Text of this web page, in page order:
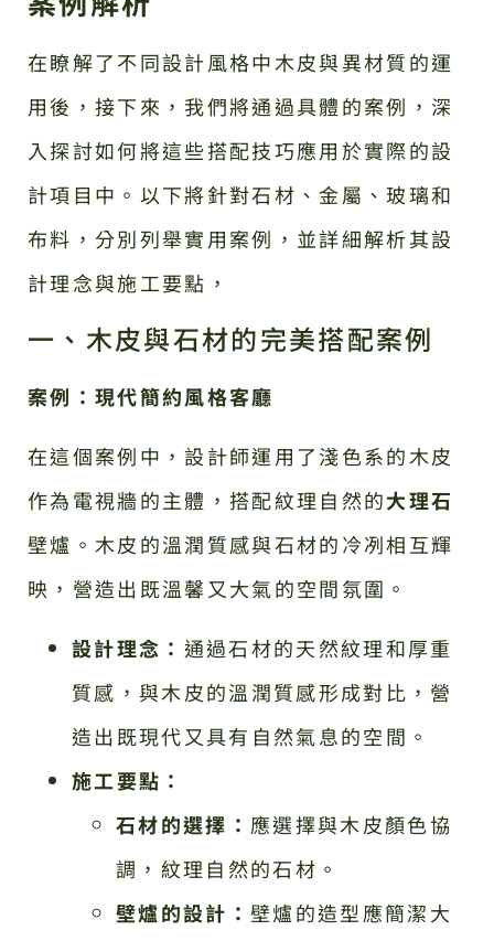
在瞭解了不同設計風格中木皮與異材質的運
用後，接下來，我們將通過具體的案例，深
入探討如何將這些搭配技巧應用於實際的設
計項目中。以下將針對石材、金屬、玻璃和
布料，分別列舉實用案例，並詳細解析其設
計理念與施工要點，
一、木皮與石材的完美搭配案例
案例：現代簡約風格客廳
在這個案例中，設計師運用了淺色系的木皮
作為電視牆的主體，搭配紋理自然的大理石
壁爐。木皮的溫潤質感與石材的冷冽相互輝
映，營造出既溫馨又大氣的空間氛圍。
設計理念： 通過石材的天然紋理和厚重
質感，與木皮的溫潤質感形成對比，營
造出既現代又具有自然氣息的空間。
施工要點：
石材的選擇： 應選擇與木皮顏色協
調，紋理自然的石材。
壁爐的設計：壁爐的造型應簡潔大